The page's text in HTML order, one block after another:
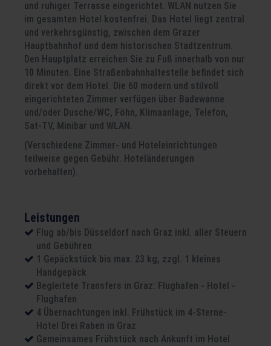
und ruhiger Terrasse eingerichtet. WLAN nutzen Sie
im gesamten Hotel kostenfrei. Das Hotel liegt zentral
und verkehrsgünstig, zwischen dem Grazer
Hauptbahnhof und dem historischen Stadtzentrum.
Den Hauptplatz erreichen Sie zu Fuß innerhalb von nur
10 Minuten. Eine Straßenbahnhaltestelle befindet sich
direkt vor dem Hotel. Die 60 modern und stilvoll
eingerichteten Zimmer verfügen über Badewanne
und/oder Dusche/WC, Föhn, Klimaanlage, Telefon,
Sat-TV, Minibar und WLAN.
(Verschiedene Zimmer- und Hoteleinrichtungen
teilweise gegen Gebühr. Hoteländerungen
vorbehalten).
Leistungen
Flug ab/bis Düsseldorf nach Graz inkl. aller Steuern
und Gebühren
1 Gepäckstück bis max. 23 kg, zzgl. 1 kleines
Handgepäck
Begleitete Transfers in Graz: Flughafen - Hotel -
Flughafen
4 Übernachtungen inkl. Frühstück im 4-Sterne-
Hotel Drei Raben in Graz
Gemeinsames Frühstück nach Ankunft im Hotel